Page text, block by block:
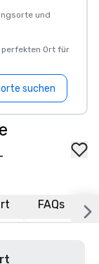
und
perfekten Ort für
suchen
FAQs